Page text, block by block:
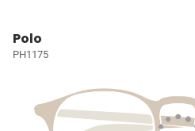
Polo
PH1175